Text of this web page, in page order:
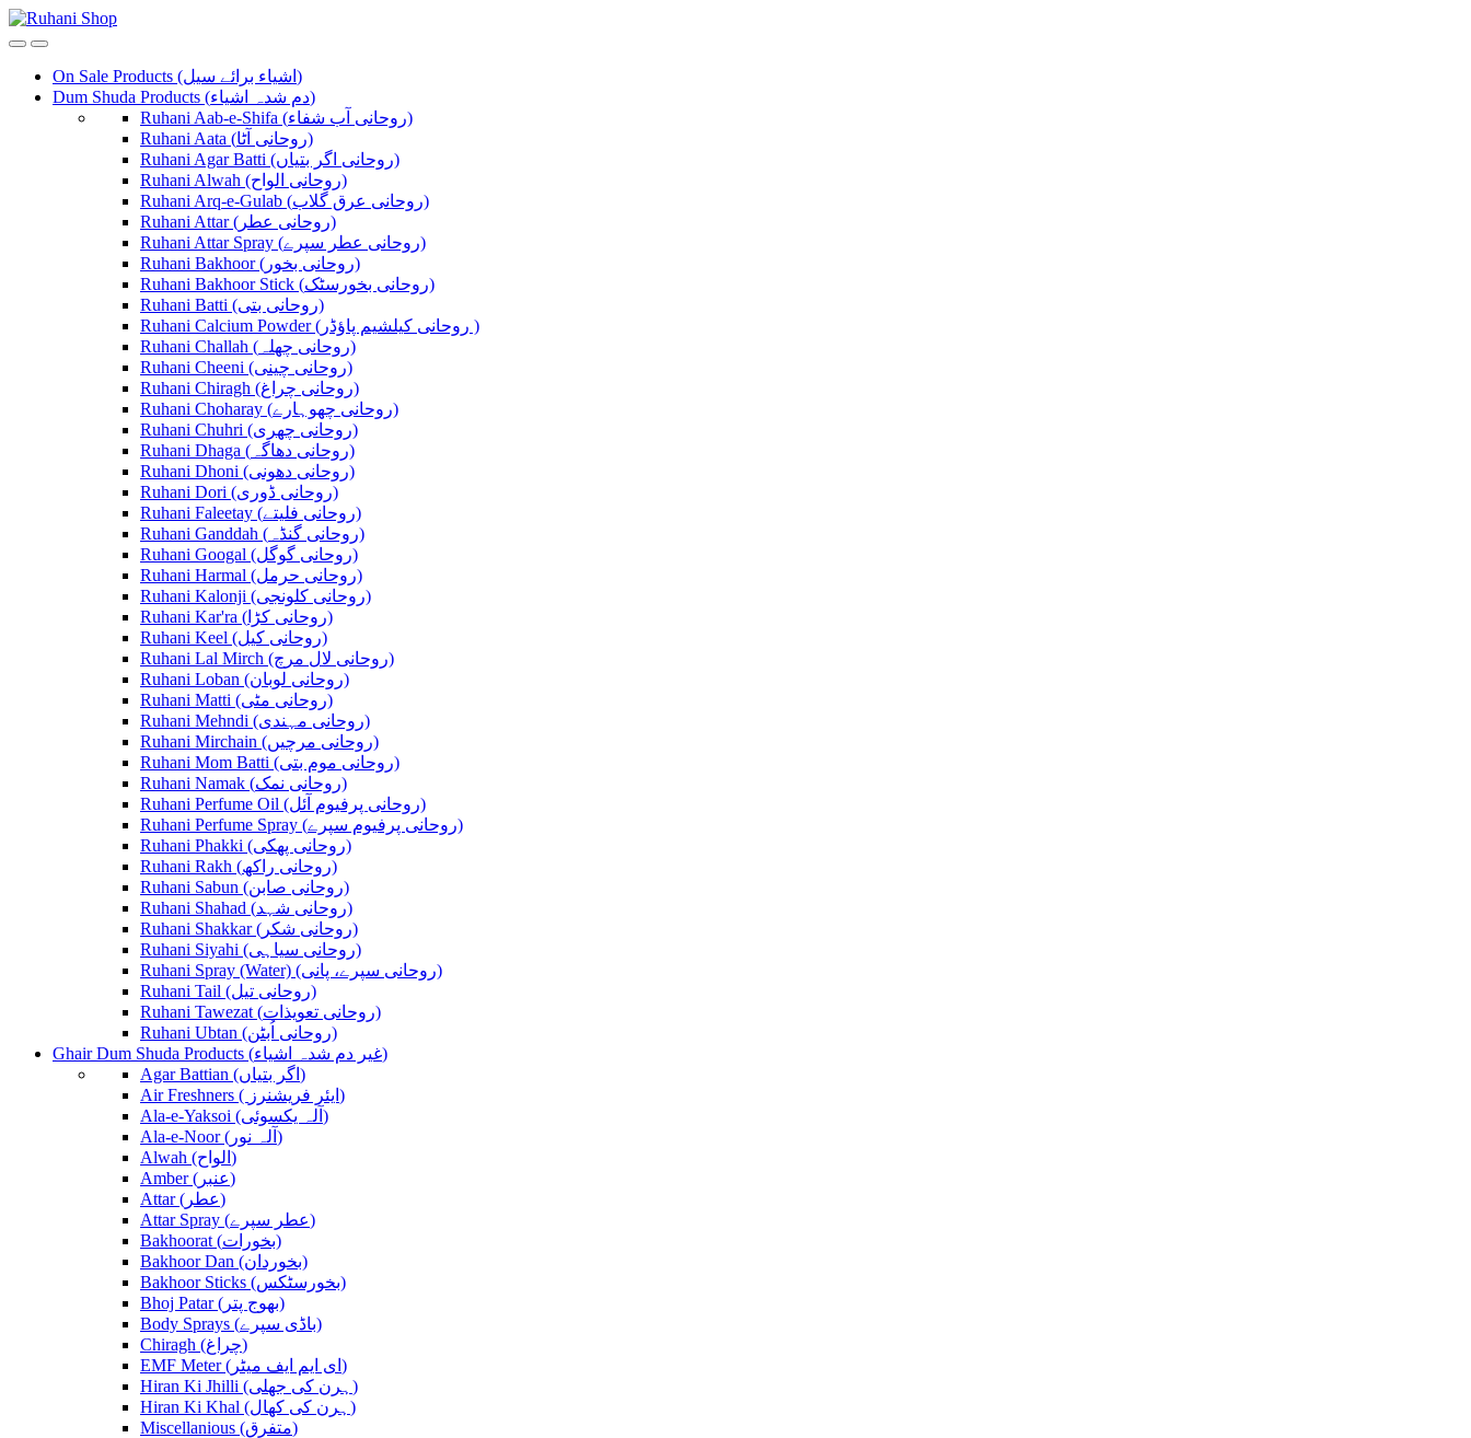
Skip
to
Skip
to
On Sale Products (اشیاء برائے سیل)
Dum Shuda Products (دم شدہ اشیاء)
Ruhani Aab-e-Shifa (روحانی آب شفاء)
Ruhani Aata (روحانی آٹا)
Ruhani Agar Batti (روحانی اگر بتیاں)
Ruhani Alwah (روحانی الواح)
Ruhani Arq-e-Gulab (روحانی عرق گلاب)
Ruhani Attar (روحانی عطر)
Ruhani Attar Spray (روحانی عطر سپرے)
Ruhani Bakhoor (روحانی بخور)
Ruhani Bakhoor Stick (روحانی بخورسٹک)
Ruhani Batti (روحانی بتی)
Ruhani Calcium Powder (روحانی کیلشیم پاؤڈر )
Ruhani Challah (روحانی چھلہ)
Ruhani Cheeni (روحانی چینی)
Ruhani Chiragh (روحانی چراغ)
Ruhani Choharay (روحانی چھوہارے)
Ruhani Chuhri (روحانی چھری)
Ruhani Dhaga (روحانی دھاگہ)
Ruhani Dhoni (روحانی دھونی)
Ruhani Dori (روحانی ڈوری)
Ruhani Faleetay (روحانی فلیتے)
Ruhani Ganddah (روحانی گنڈہ)
Ruhani Googal (روحانی گوگل)
Ruhani Harmal (روحانی حرمل)
Ruhani Kalonji (روحانی کلونجی)
Ruhani Kar'ra (روحانی کڑا)
Ruhani Keel (روحانی کیل)
Ruhani Lal Mirch (روحانی لال مرچ)
Ruhani Loban (روحانی لوبان)
Ruhani Matti (روحانی مٹی)
Ruhani Mehndi (روحانی مہندی)
Ruhani Mirchain (روحانی مرچیں)
Ruhani Mom Batti (روحانی موم بتی)
Ruhani Namak (روحانی نمک)
Ruhani Perfume Oil (روحانی پرفیوم آئل)
Ruhani Perfume Spray (روحانی پرفیوم سپرے)
Ruhani Phakki (روحانی پھکی)
Ruhani Rakh (روحانی راکھ)
Ruhani Sabun (روحانی صابن)
Ruhani Shahad (روحانی شہد)
Ruhani Shakkar (روحانی شکر)
Ruhani Siyahi (روحانی سیاہی)
Ruhani Spray (Water) (روحانی سپرے، پانی)
Ruhani Tail (روحانی تیل)
Ruhani Tawezat (روحانی تعویذات)
Ruhani Ubtan (روحانی اُبٹن)
Ghair Dum Shuda Products (غیر دم شدہ اشیاء)
Agar Battian (اگر بتیاں)
Air Freshners ( ایئر فریشنرز)
Ala-e-Yaksoi (آلہ یکسوئی)
Ala-e-Noor (آلہ نور)
Alwah (الواح)
Amber (عنبر)
Attar (عطر)
Attar Spray (عطر سپرے)
Bakhoorat (بخورات)
Bakhoor Dan (بخوردان)
Bakhoor Sticks (بخورسٹکس)
Bhoj Patar (بھوج پتر)
Body Sprays (باڈی سپرے)
Chiragh (چراغ)
EMF Meter (ای ایم ایف میٹر)
Hiran Ki Jhilli (ہرن کی جھلی)
Hiran Ki Khal (ہرن کی کھال)
Miscellanious (متفرق)